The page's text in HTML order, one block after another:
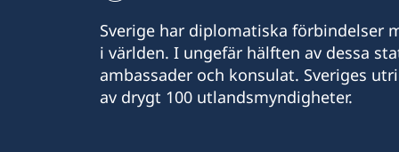
Sverige har diplomatiska förbindelser
i världen. I ungefär hälften av dessa
ambassader och konsulat. Sveriges
av drygt 100 utlandsmyndigheter.